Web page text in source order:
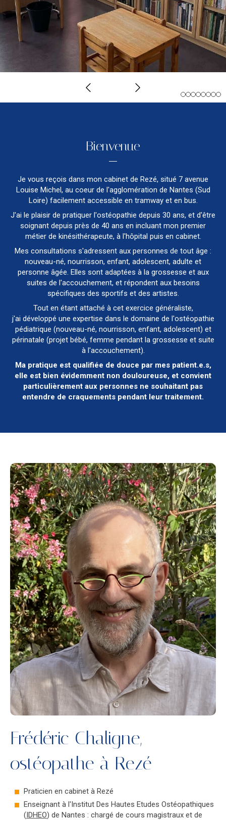
Slide précédentSlide suivant
Bienvenue
Je vous reçois dans mon cabinet de Rezé, situé 7 avenue
Louise Michel, au coeur de l'agglomération de Nantes (Sud
Loire) facilement accessible en tramway et en bus.
J'ai le plaisir de pratiquer l'ostéopathie depuis 30 ans, et d'être
soignant depuis près de 40 ans en incluant mon premier
métier de kinésithérapeute, à l'hôpital puis en cabinet.
Mes consultations s'adressent aux personnes de tout âge :
nouveau-né, nourrisson, enfant, adolescent, adulte et
personne âgée. Elles sont adaptées à la grossesse et aux
suites de l'accouchement, et répondent aux besoins
spécifiques des sportifs et des artistes.
Tout en étant attaché à cet exercice généraliste,
j'ai développé une expertise dans le domaine de l'ostéopathie
pédiatrique (nouveau-né, nourrisson, enfant, adolescent) et
périnatale (projet bébé, femme pendant la grossesse et suite
à l'accouchement).
Ma pratique est qualifiée de douce par mes patient.e.s,
elle est bien évidemment non douloureuse, et convient
particulièrement aux personnes ne souhaitant pas
entendre de craquements pendant leur traitement.
Frédéric Chaligne,
ostéopathe à Rezé
Praticien en cabinet à Rezé
Enseignant à l'Institut Des Hautes Etudes Ostéopathiques
(IDHEO) de Nantes : chargé de cours magistraux et de